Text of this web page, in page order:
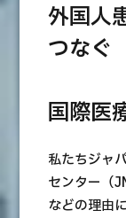
JMHCについて
外国人
つなぐ
国際医
私たちジャ
センター（
などの理由